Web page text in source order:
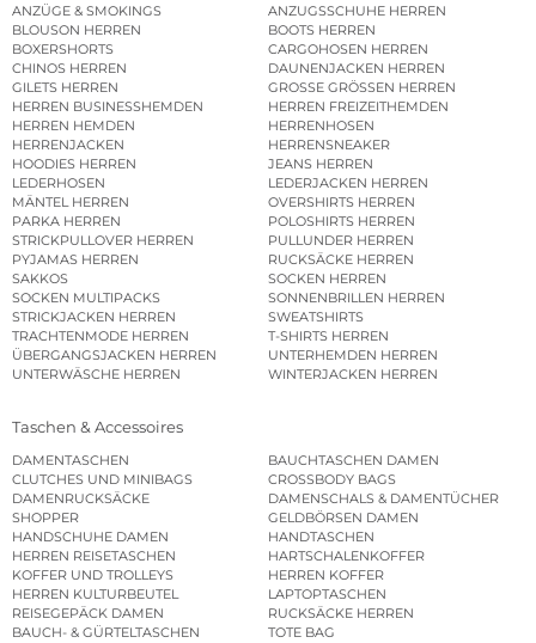
ANZÜGE & SMOKINGS
ANZUGSSCHUHE HERREN
BLOUSON HERREN
BOOTS HERREN
BOXERSHORTS
CARGOHOSEN HERREN
CHINOS HERREN
DAUNENJACKEN HERREN
GILETS HERREN
GROSSE GRÖSSEN HERREN
HERREN BUSINESSHEMDEN
HERREN FREIZEITHEMDEN
HERREN HEMDEN
HERRENHOSEN
HERRENJACKEN
HERRENSNEAKER
HOODIES HERREN
JEANS HERREN
LEDERHOSEN
LEDERJACKEN HERREN
MÄNTEL HERREN
OVERSHIRTS HERREN
PARKA HERREN
POLOSHIRTS HERREN
STRICKPULLOVER HERREN
PULLUNDER HERREN
PYJAMAS HERREN
RUCKSÄCKE HERREN
SAKKOS
SOCKEN HERREN
SOCKEN MULTIPACKS
SONNENBRILLEN HERREN
STRICKJACKEN HERREN
SWEATSHIRTS
TRACHTENMODE HERREN
T-SHIRTS HERREN
ÜBERGANGSJACKEN HERREN
UNTERHEMDEN HERREN
UNTERWÄSCHE HERREN
WINTERJACKEN HERREN
Taschen & Accessoires
DAMENTASCHEN
BAUCHTASCHEN DAMEN
CLUTCHES UND MINIBAGS
CROSSBODY BAGS
DAMENRUCKSÄCKE
DAMENSCHALS & DAMENTÜCHER
SHOPPER
GELDBÖRSEN DAMEN
HANDSCHUHE DAMEN
HANDTASCHEN
HERREN REISETASCHEN
HARTSCHALENKOFFER
KOFFER UND TROLLEYS
HERREN KOFFER
HERREN KULTURBEUTEL
LAPTOPTASCHEN
REISEGEPÄCK DAMEN
RUCKSÄCKE HERREN
BAUCH- & GÜRTELTASCHEN
TOTE BAG